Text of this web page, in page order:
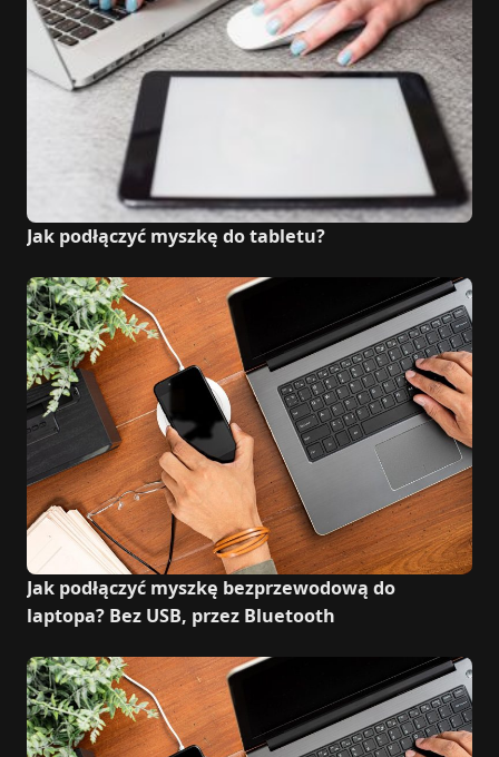
Jak podłączyć myszkę do tabletu?
Jak podłączyć myszkę bezprzewodową do
laptopa? Bez USB, przez Bluetooth